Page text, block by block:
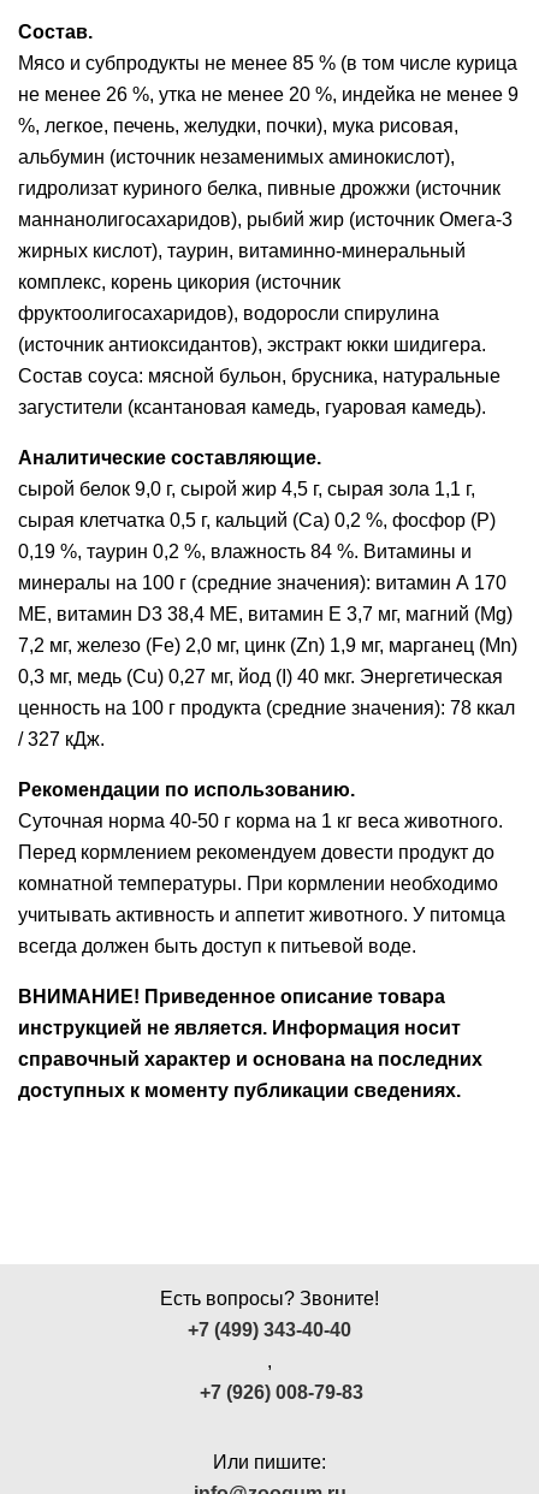
Состав.
Мясо и субпродукты не менее 85 % (в том числе курица
не менее 26 %, утка не менее 20 %, индейка не менее 9
%, легкое, печень, желудки, почки), мука рисовая,
альбумин (источник незаменимых аминокислот),
гидролизат куриного белка, пивные дрожжи (источник
маннанолигосахаридов), рыбий жир (источник Омега-3
жирных кислот), таурин, витаминно-минеральный
комплекс, корень цикория (источник
фруктоолигосахаридов), водоросли спирулина
(источник антиоксидантов), экстракт юкки шидигера.
Состав соуса: мясной бульон, брусника, натуральные
загустители (ксантановая камедь, гуаровая камедь).
Аналитические составляющие.
сырой белок 9,0 г, сырой жир 4,5 г, сырая зола 1,1 г,
сырая клетчатка 0,5 г, кальций (Ca) 0,2 %, фосфор (P)
0,19 %, таурин 0,2 %, влажность 84 %. Витамины и
минералы на 100 г (средние значения): витамин А 170
МЕ, витамин D3 38,4 МЕ, витамин Е 3,7 мг, магний (Mg)
7,2 мг, железо (Fe) 2,0 мг, цинк (Zn) 1,9 мг, марганец (Mn)
0,3 мг, медь (Cu) 0,27 мг, йод (I) 40 мкг. Энергетическая
ценность на 100 г продукта (средние значения): 78 ккал
/ 327 кДж.
Рекомендации по использованию.
Суточная норма 40-50 г корма на 1 кг веса животного.
Перед кормлением рекомендуем довести продукт до
комнатной температуры. При кормлении необходимо
учитывать активность и аппетит животного. У питомца
всегда должен быть доступ к питьевой воде.
ВНИМАНИЕ! Приведенное описание товара
инструкцией не является. Информация носит
справочный характер и основана на последних
доступных к моменту публикации сведениях.
Есть вопросы? Звоните!
+7 (499) 343-40-40
,
+7 (926) 008-79-83
Или пишите: